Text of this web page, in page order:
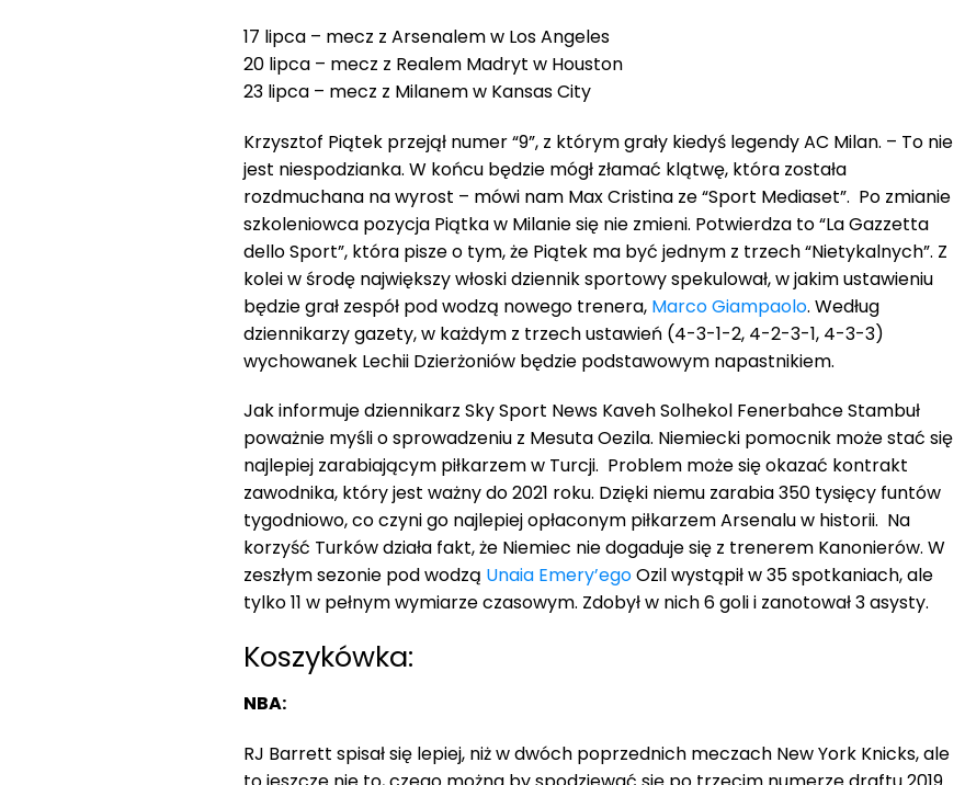
17 lipca – mecz z Arsenalem w Los Angeles
20 lipca – mecz z Realem Madryt w Houston
23 lipca – mecz z Milanem w Kansas City
Krzysztof Piątek przejął numer “9”, z którym grały kiedyś legendy AC Milan. – To nie
jest niespodzianka. W końcu będzie mógł złamać klątwę, która została
rozdmuchana na wyrost – mówi nam Max Cristina ze “Sport Mediaset”. Po zmianie
szkoleniowca pozycja Piątka w Milanie się nie zmieni. Potwierdza to “La Gazzetta
dello Sport”, która pisze o tym, że Piątek ma być jednym z trzech “Nietykalnych”. Z
kolei w środę największy włoski dziennik sportowy spekulował, w jakim ustawieniu
będzie grał zespół pod wodzą nowego trenera, Marco Giampaolo. Według
dziennikarzy gazety, w każdym z trzech ustawień (4-3-1-2, 4-2-3-1, 4-3-3)
wychowanek Lechii Dzierżoniów będzie podstawowym napastnikiem.
Jak informuje dziennikarz Sky Sport News Kaveh Solhekol Fenerbahce Stambuł
poważnie myśli o sprowadzeniu z Mesuta Oezila. Niemiecki pomocnik może stać się
najlepiej zarabiającym piłkarzem w Turcji. Problem może się okazać kontrakt
zawodnika, który jest ważny do 2021 roku. Dzięki niemu zarabia 350 tysięcy funtów
tygodniowo, co czyni go najlepiej opłaconym piłkarzem Arsenalu w historii. Na
korzyść Turków działa fakt, że Niemiec nie dogaduje się z trenerem Kanonierów. W
zeszłym sezonie pod wodzą Unaia Emery’egoOzil wystąpił w 35 spotkaniach, ale
tylko 11 w pełnym wymiarze czasowym. Zdobył w nich 6 goli i zanotował 3 asysty.
Koszykówka:
NBA:
RJ Barrett spisał się lepiej, niż w dwóch poprzednich meczach New York Knicks, ale